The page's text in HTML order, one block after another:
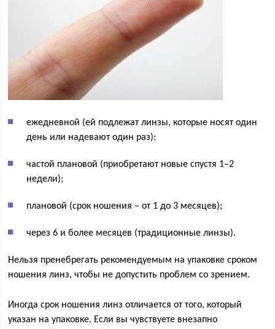
ежедневной (ей подлежат линзы, которые носят один
день или надевают один раз);
частой плановой (приобретают новые спустя 1–2
недели);
плановой (срок ношения – от 1 до 3 месяцев);
через 6 и более месяцев (традиционные линзы).
Нельзя пренебрегать рекомендуемым на упаковке сроком
ношения линз, чтобы не допустить проблем со зрением.
Иногда срок ношения линз отличается от того, который
указан на упаковке. Если вы чувствуете внезапно